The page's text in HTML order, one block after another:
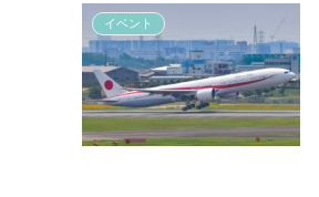
イベント